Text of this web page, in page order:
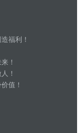
福利！
！
！
值！